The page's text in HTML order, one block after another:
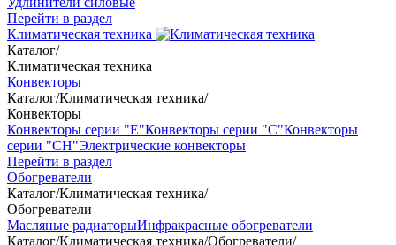
Перейти в раздел
Климатическая техника
Каталог/
Климатическая техника
Конвекторы
Каталог/Климатическая техника/
Конвекторы
Конвекторы серии "Е"Конвекторы серии "С"Конвекторы
серии "СН"Электрические конвекторы
Перейти в раздел
Обогреватели
Каталог/Климатическая техника/
Обогреватели
Масляные радиаторыИнфракрасные обогреватели
Каталог/Климатическая техника/Обогреватели/